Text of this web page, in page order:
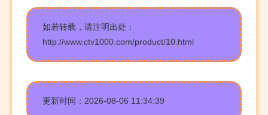
如若转载，请注明出处：
http://www.ctv1000.com/product/10.html
更新时间：2026-08-06 11:34:39